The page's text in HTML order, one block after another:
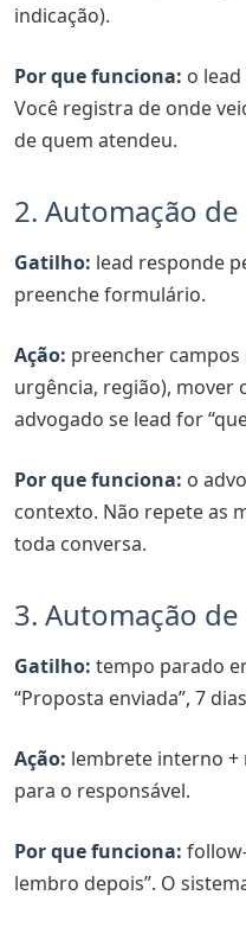
indicação).
Por que funciona: o
Você registra de onde
de quem atendeu.
2. Automação
Gatilho: lead responde
preenche formulário.
Ação: preencher campos
urgência, região), mover
advogado se lead for
Por que funciona: o
contexto. Não repete as
toda conversa.
3. Automação
Gatilho: tempo parado
“Proposta enviada”, 7
Ação: lembrete interno +
para o responsável.
Por que funciona:
lembro depois”. O